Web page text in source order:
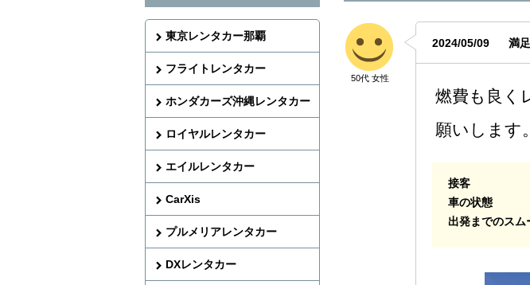
50代 女性
2024/05/09 満
燃費も良く
願いします。
接客
車の状態
出発までのスム
東京レンタカー那覇
フライトレンタカー
ホンダカーズ沖縄レンタカー
ロイヤルレンタカー
エイルレンタカー
CarXis
プルメリアレンタカー
DXレンタカー